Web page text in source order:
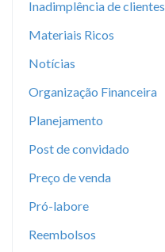
Inadimplência de clientes
Materiais Ricos
Notícias
Organização Financeira
Planejamento
Post de convidado
Preço de venda
Pró-labore
Reembolsos